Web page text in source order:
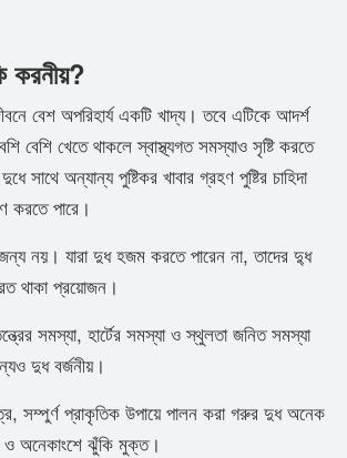
করনীয়?
বেশ অপরিহার্য একটি খাদ্য। তবে এটিকে আদর্শ
বেশি খেতে থাকলে স্বাস্থ্যগত সমস্যাও সৃষ্টি করতে
সাথে অন্যান্য পুষ্টিকর খাবার গ্রহণ পুষ্টির চাহিদা
করতে পারে।
নয়। যারা দুধ হজম করতে পারেন না, তাদের দু্ধ
থাকা প্রয়োজন।
সমস্যা, হার্টের সমস্যা ও স্থুলতা জনিত সমস্যা
দুধ বর্জনীয়।
সম্পুর্ণ প্রাকৃতিক উপায়ে পালন করা গরুর দুধ অনেক
ও অনেকাংশে ঝুঁকি মুক্ত।